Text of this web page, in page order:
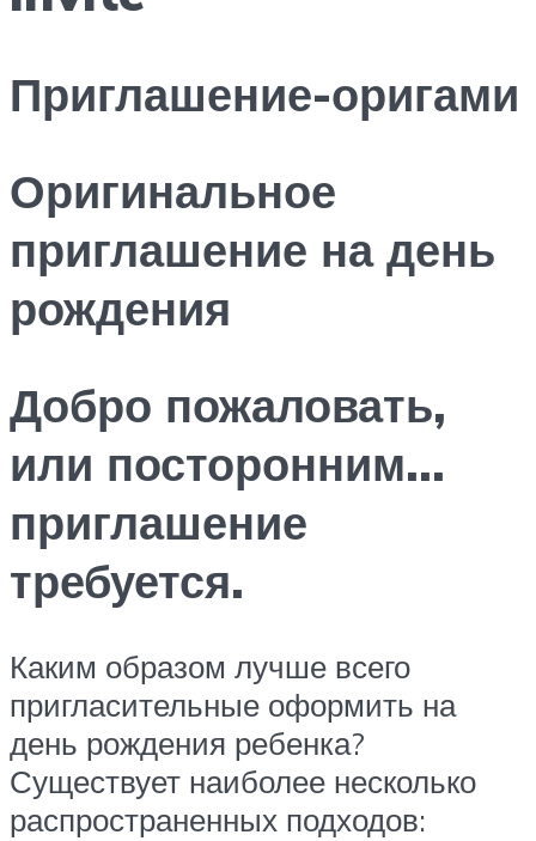
Приглашение-оригами
Оригинальное
приглашение на день
рождения
Добро пожаловать,
или посторонним…
приглашение
требуется.
Каким образом лучше всего
пригласительные оформить на
день рождения ребенка?
Существует наиболее несколько
распространенных подходов: